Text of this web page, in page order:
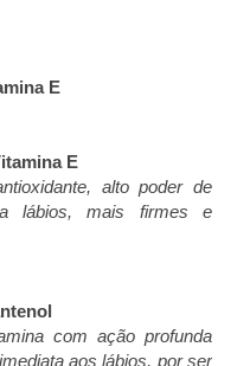
E
E
alto poder de
lábios, mais firmes e
com ação profunda
aos lábios, por ser